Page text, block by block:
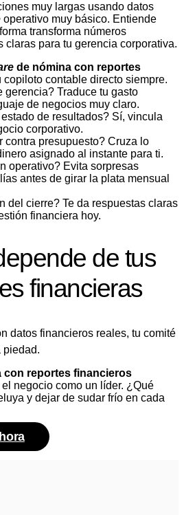
muy largas usando datos
operativo muy básico. Entiende
transforma números
claras para tu gerencia corporativa.
de nómina con reportes
copiloto contable directo siempre.
gerencia? Traduce tu gasto
de negocios muy claro.
de resultados? Sí, vincula
corporativo.
contra presupuesto? Cruza lo
asignado al instante para ti.
operativo? Evita sorpresas
antes de girar la plata mensual
del cierre? Te da respuestas claras
financiera hoy.
de tus
financieras
datos financieros reales, tu comité
piedad.
con reportes financieros
negocio como un líder. ¿Qué
y dejar de sudar frío en cada